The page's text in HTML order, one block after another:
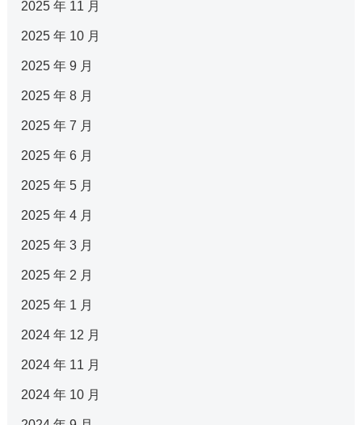
2025 年 11 月
2025 年 10 月
2025 年 9 月
2025 年 8 月
2025 年 7 月
2025 年 6 月
2025 年 5 月
2025 年 4 月
2025 年 3 月
2025 年 2 月
2025 年 1 月
2024 年 12 月
2024 年 11 月
2024 年 10 月